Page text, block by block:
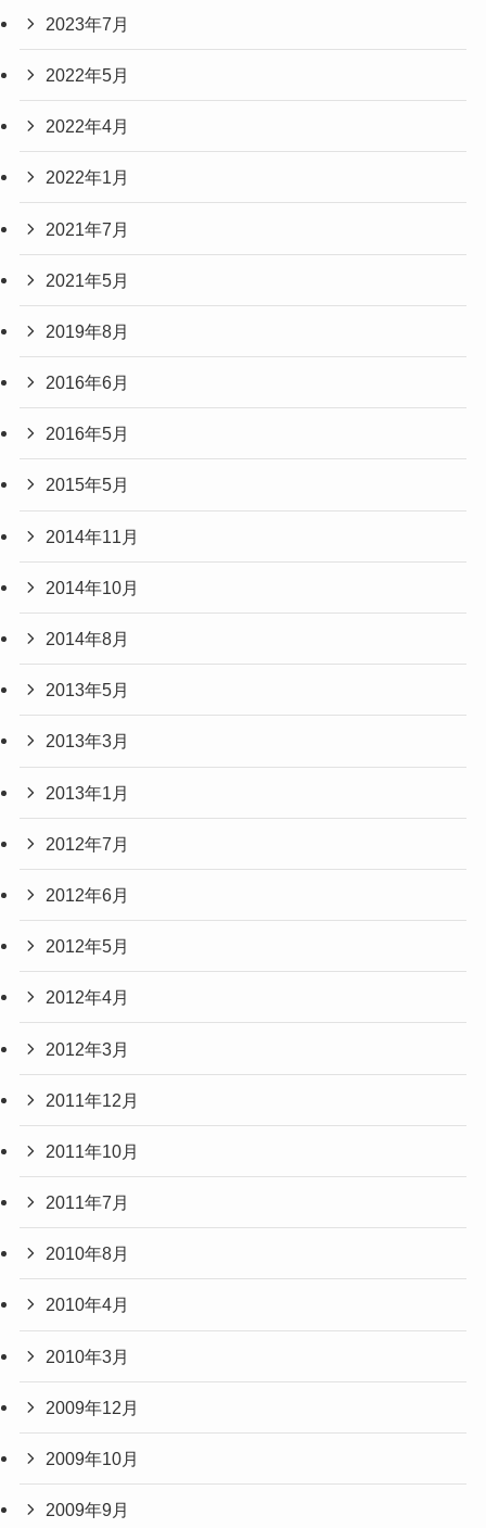
2023年7月
2022年5月
2022年4月
2022年1月
2021年7月
2021年5月
2019年8月
2016年6月
2016年5月
2015年5月
2014年11月
2014年10月
2014年8月
2013年5月
2013年3月
2013年1月
2012年7月
2012年6月
2012年5月
2012年4月
2012年3月
2011年12月
2011年10月
2011年7月
2010年8月
2010年4月
2010年3月
2009年12月
2009年10月
2009年9月